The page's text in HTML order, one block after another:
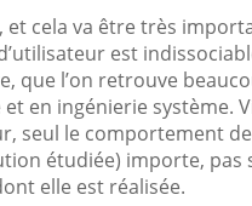
et cela va être très
est
que l’on retrouve
et en ingénierie système.
seul le comportement
étudiée) importe, pas
elle est réalisée.